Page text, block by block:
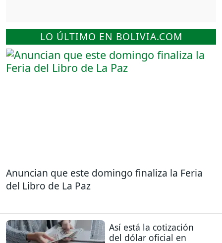
LO ÚLTIMO EN BOLIVIA.COM
Anuncian que este domingo finaliza la Feria
del Libro de La Paz
Así está la cotización
del dólar oficial en